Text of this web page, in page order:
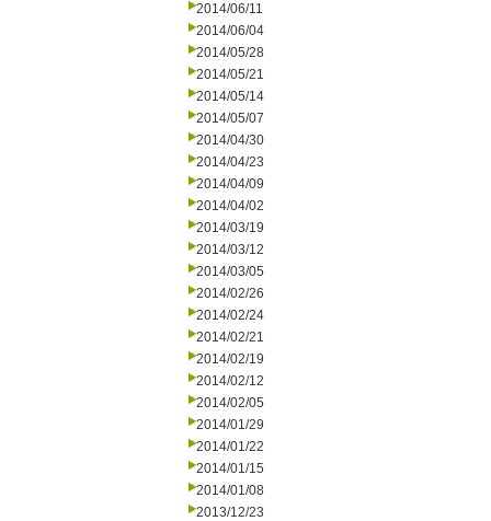
2014/06/11
2014/06/04
2014/05/28
2014/05/21
2014/05/14
2014/05/07
2014/04/30
2014/04/23
2014/04/09
2014/04/02
2014/03/19
2014/03/12
2014/03/05
2014/02/26
2014/02/24
2014/02/21
2014/02/19
2014/02/12
2014/02/05
2014/01/29
2014/01/22
2014/01/15
2014/01/08
2013/12/23